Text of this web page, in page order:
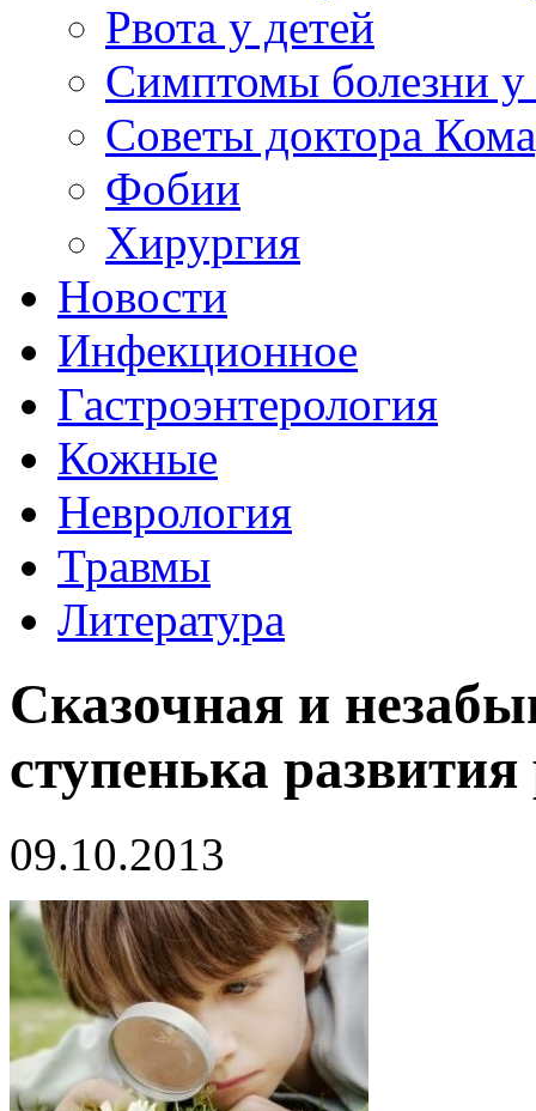
Рвота у детей
Симптомы болезни у
Советы доктора
Фобии
Хирургия
Новости
Инфекционное
Гастроэнтерология
Кожные
Неврология
Травмы
Литература
Сказочная и
ступенька развития
09.10.2013